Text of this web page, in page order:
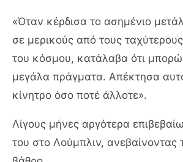
«Όταν κέρδισα το ασημένιο
σε μερικούς από τους
του κόσμου, κατάλαβα ότι
μεγάλα πράγματα. Απέκτησα
κίνητρο όσο ποτέ άλλοτε».
Λίγους μήνες αργότερα
του στο Λούμπλιν, ανεβαίνοντας